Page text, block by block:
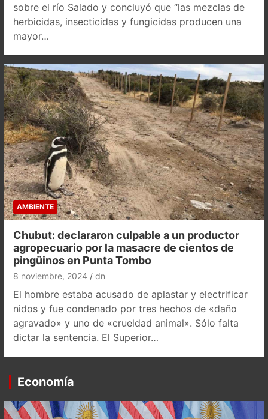
sobre el río Salado y concluyó que “las mezclas de
herbicidas, insecticidas y fungicidas producen una
mayor…
AMBIENTE
Chubut: declararon culpable a un productor
agropecuario por la masacre de cientos de
pingüinos en Punta Tombo
8 noviembre, 2024 dn
El hombre estaba acusado de aplastar y electrificar
nidos y fue condenado por tres hechos de «daño
agravado» y uno de «crueldad animal». Sólo falta
dictar la sentencia. El Superior…
Economía